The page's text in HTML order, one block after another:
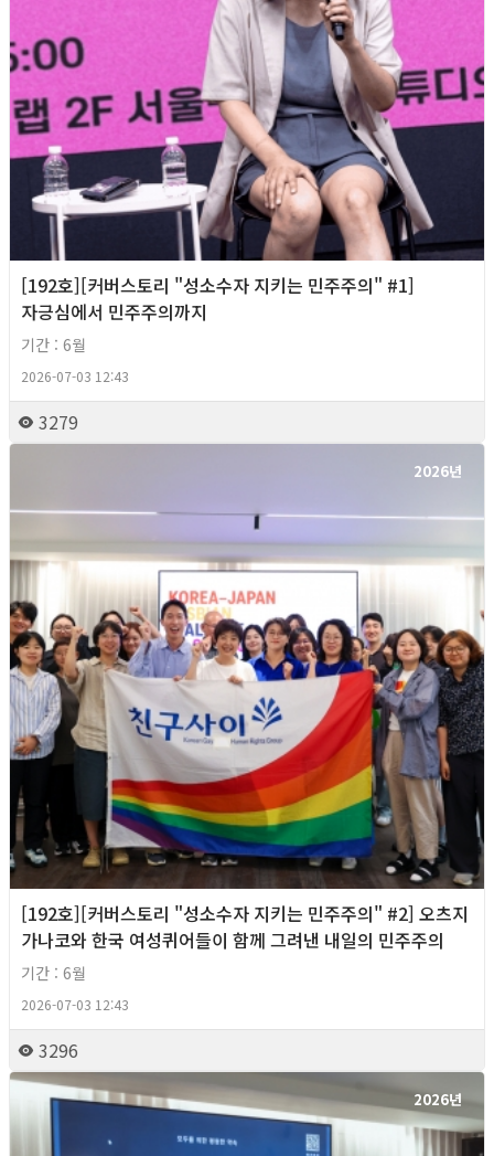
[192호][커버스토리 "성소수자 지키는 민주주의" #1]
자긍심에서 민주주의까지
기간 : 6월
2026-07-03 12:43
3279
2026년
[192호][커버스토리 "성소수자 지키는 민주주의" #2] 오츠지
가나코와 한국 여성퀴어들이 함께 그려낸 내일의 민주주의
기간 : 6월
2026-07-03 12:43
3296
2026년